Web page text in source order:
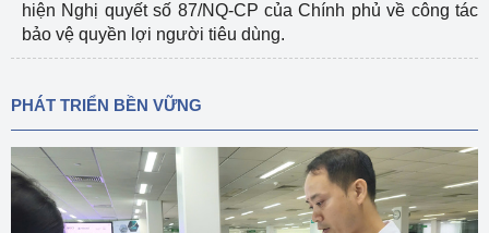
hiện Nghị quyết số 87/NQ-CP của Chính phủ về công tác
bảo vệ quyền lợi người tiêu dùng.
PHÁT TRIỂN BỀN VỮNG